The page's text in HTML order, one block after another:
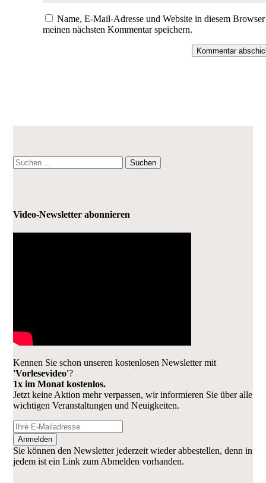
Name, E-Mail-Adresse und Website in diesem
meinen nächsten Kommentar speichern.
Kommentar
Suchen
nach:
Video-Newsletter abonnieren
Kennen Sie schon unseren kostenlosen Newsletter mit
'Vorlesevideo'?
1x im Monat kostenlos.
Jetzt keine Aktion mehr verpassen, wir informieren Sie über alle
wichtigen Veranstaltungen und Neuigkeiten.
Anmelden
Sie können den Newsletter jederzeit wieder abbestellen, denn in
jedem ist ein Link zum Abmelden vorhanden.